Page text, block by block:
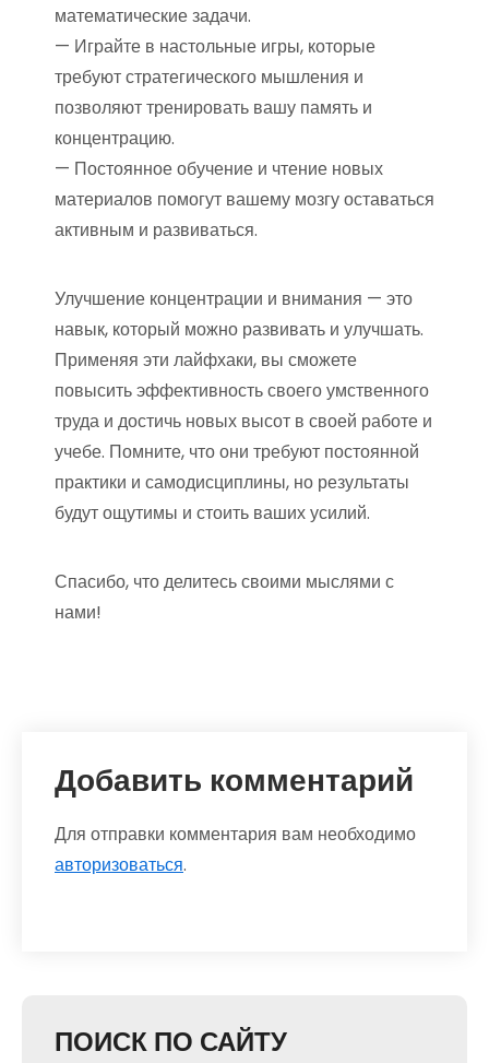
математические задачи.
— Играйте в настольные игры, которые
требуют стратегического мышления и
позволяют тренировать вашу память и
концентрацию.
— Постоянное обучение и чтение новых
материалов помогут вашему мозгу оставаться
активным и развиваться.
Улучшение концентрации и внимания — это
навык, который можно развивать и улучшать.
Применяя эти лайфхаки, вы сможете
повысить эффективность своего умственного
труда и достичь новых высот в своей работе и
учебе. Помните, что они требуют постоянной
практики и самодисциплины, но результаты
будут ощутимы и стоить ваших усилий.
Спасибо, что делитесь своими мыслями с
нами!
Добавить комментарий
Для отправки комментария вам необходимо
авторизоваться.
ПОИСК ПО САЙТУ